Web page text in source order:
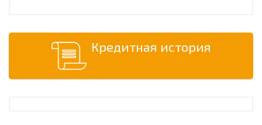
Кредитная история